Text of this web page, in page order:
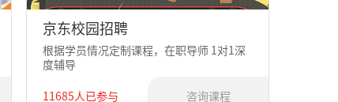
京东校园招聘
根据学员情况定制课程，在职导师 1对1深
度辅导
11685人已参与
咨询课程